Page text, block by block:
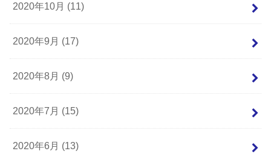
2020年10月 (11)
2020年9月 (17)
2020年8月 (9)
2020年7月 (15)
2020年6月 (13)